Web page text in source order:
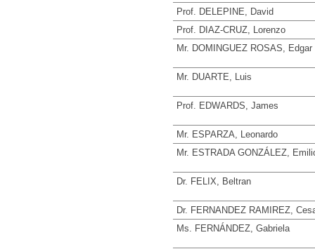
Prof. DELEPINE, David
Prof. DIAZ-CRUZ, Lorenzo
Mr. DOMINGUEZ ROSAS, Edgar
Mr. DUARTE, Luis
Prof. EDWARDS, James
Mr. ESPARZA, Leonardo
Mr. ESTRADA GONZÁLEZ,
Dr. FELIX, Beltran
Dr. FERNANDEZ RAMIREZ,
Ms. FERNÁNDEZ, Gabriela